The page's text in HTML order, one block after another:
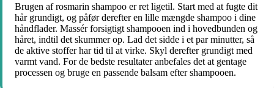
Brugen af rosmarin shampoo er ret ligetil. Start med at fugte dit
hår grundigt, og påfør derefter en lille mængde shampoo i dine
håndflader. Massér forsigtigt shampooen ind i hovedbunden og
håret, indtil det skummer op. Lad det sidde i et par minutter, så
de aktive stoffer har tid til at virke. Skyl derefter grundigt med
varmt vand. For de bedste resultater anbefales det at gentage
processen og bruge en passende balsam efter shampooen.